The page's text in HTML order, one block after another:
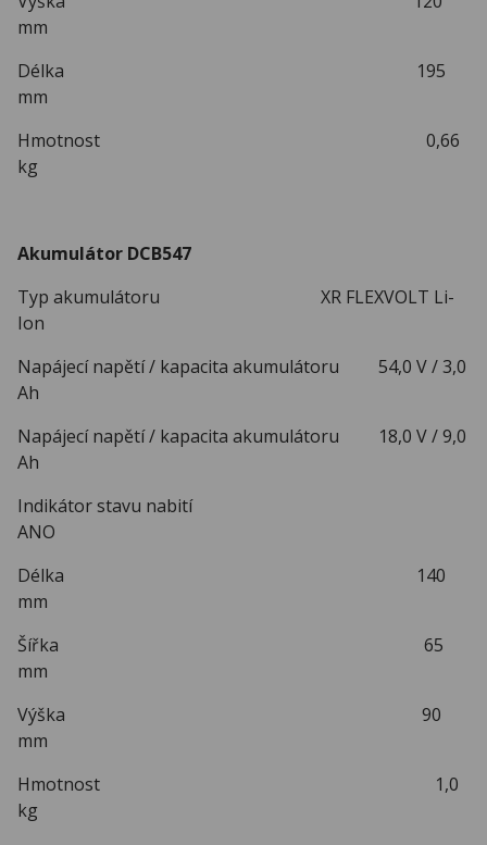
mm
Délka 195
mm
Hmotnost 0,66
kg
Akumulátor DCB547
Typ akumulátoru XR FLEXVOLT Li-
Ion
Napájecí napětí / kapacita akumulátoru 54,0 V / 3,0
Ah
Napájecí napětí / kapacita akumulátoru 18,0 V / 9,0
Ah
Indikátor stavu nabití
ANO
Délka 140
mm
Šířka 65
mm
Výška 90
mm
Hmotnost 1,0
kg